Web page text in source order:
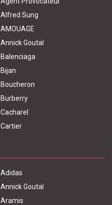
Alfred Sung
AMOUAGE
Annick Goutal
Balenciaga
Bijan
Boucheron
Burberry
Cacharel
Cartier
Adidas
Annick Goutal
Aramis